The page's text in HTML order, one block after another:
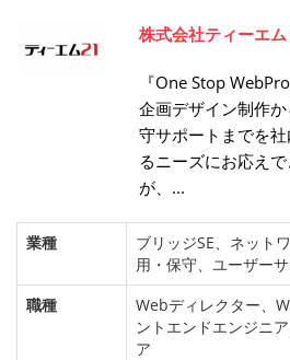
株式会社ティーエム
『One Stop
企画デザイン制作
守サポートまでを
るニーズにお応え
が、...
業種
ブリッジSE、ネット
用・保守、ユーザー
職種
Webディレクター、
ントエンドエンジニ
ア